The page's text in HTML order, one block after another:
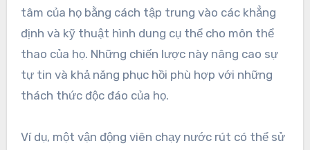
tâm của họ bằng cách tập trung vào các khẳng
định và kỹ thuật hình dung cụ thể cho môn thể
thao của họ. Những chiến lược này nâng cao sự
tự tin và khả năng phục hồi phù hợp với những
thách thức độc đáo của họ.
Ví dụ, một vận động viên chạy nước rút có thể sử